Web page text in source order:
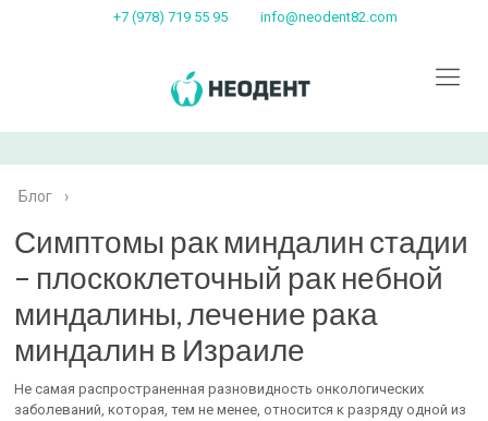
+7 (978) 719 55 95 info@neodent82.com
Блог ›
Симптомы рак миндалин стадии
– плоскоклеточный рак небной
миндалины, лечение рака
миндалин в Израиле
Не самая распространенная разновидность онкологических
заболеваний, которая, тем не менее, относится к разряду одной из